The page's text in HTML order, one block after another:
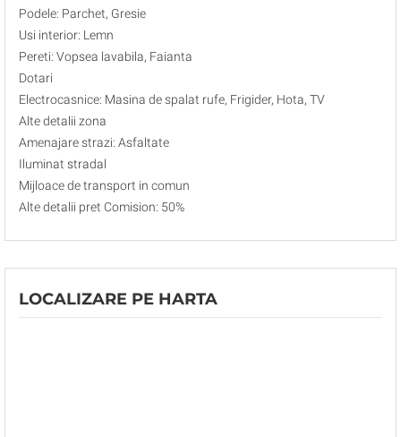
Podele: Parchet, Gresie
Usi interior: Lemn
Pereti: Vopsea lavabila, Faianta
Dotari
Electrocasnice: Masina de spalat rufe, Frigider, Hota, TV
Alte detalii zona
Amenajare strazi: Asfaltate
Iluminat stradal
Mijloace de transport in comun
Alte detalii pret Comision: 50%
LOCALIZARE PE HARTA